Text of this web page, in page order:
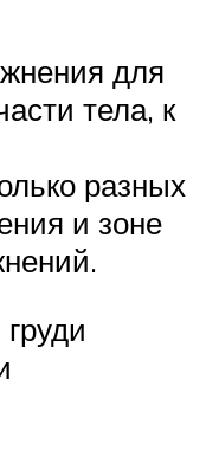
для
тела, к
разных
и зоне